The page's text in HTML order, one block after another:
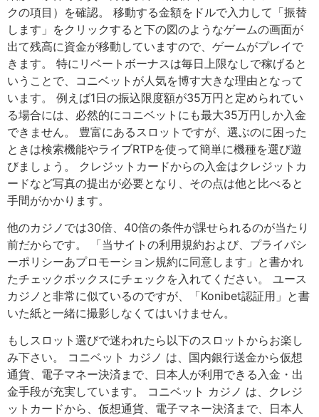
クの項目）を確認。 移動する金額をドルで入力して「振替
します」をクリックすると下の図のようなゲームの画面が
出て残高に資金が移動していますので、ゲームがプレイで
きます。 特にリベートボーナスは毎日上限なしで稼げると
いうことで、コニベットが人気を博す大きな理由となって
います。 例えば1日の振込限度額が35万円と定められてい
る場合には、必然的にコニベットにも最大35万円しか入金
できません。 豊富にあるスロットですが、選ぶのに困った
ときは検索機能やライブRTPを使って簡単に機種を選び遊
びましょう。 クレジットカードからの入金はクレジットカ
ードなど写真の提出が必要となり、その点は他と比べると
手間がかかります。
他のカジノでは30倍、40倍の条件が課せられるのが当たり
前だからです。 「当サイトの利用規約および、プライバシ
ーポリシーあプロモーション規約に同意します」と書かれ
たチェックボックスにチェックを入れてください。 ユース
カジノと非常に似ているのですが、「Konibet認証用」と書
いた紙と一緒に撮影しなくてはいけません。
もしスロット選びで迷われたら以下のスロットからお楽し
み下さい。 コニベット カジノ は、国内銀行送金から仮想
通貨、電子マネー決済まで、日本人が利用できる入金・出
金手段が充実しています。 コニベット カジノ は、クレジ
ットカードから、仮想通貨、電子マネー決済まで、日本人